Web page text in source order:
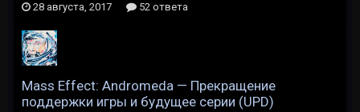
28 августа, 2017 52 ответа
Mass Effect: Andromeda — Прекращение
поддержки игры и будущее серии (UPD)